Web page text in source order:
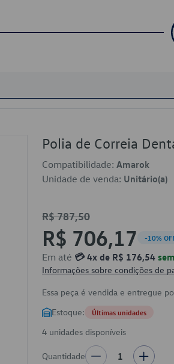
Polia de Correia
Compatibilidade: Amarok
Unidade de venda: Unitário(a)
R$ 787,50
R$ 706,17 -10%
Em até 💳 4x de R$ 176,54
Informações sobre condições de
Essa peça é vendida e entregue
Estoque: Últimas unidades
4 unidades disponíveis
Quantidade 1